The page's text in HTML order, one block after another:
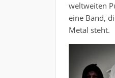
weltweiten
eine Band,
Metal steht.